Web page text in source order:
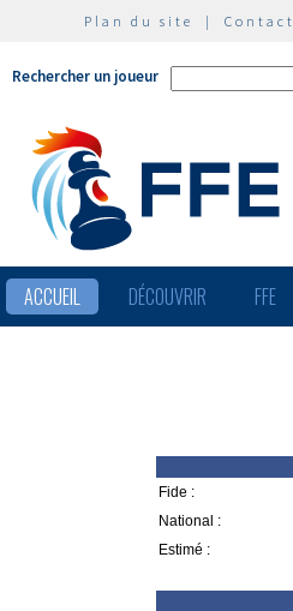
Plan du site | Contact
Rechercher un joueur
ACCUEIL DÉCOUVRIR FFE
Fide :
National :
Estimé :